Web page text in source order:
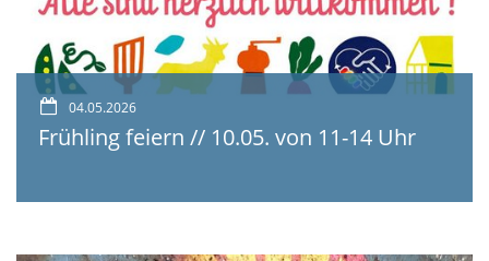
04.05.2026
Frühling feiern // 10.05. von 11-14 Uhr